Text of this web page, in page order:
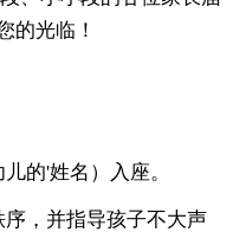
的光临！
的'姓名）入座。
，并指导孩子不大声